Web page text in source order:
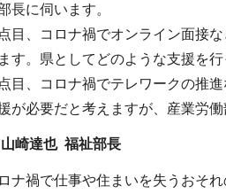
長に伺います。
目、コロナ禍でオンライン面接
す。県としてどのような支援を
目、コロナ禍でテレワークの推
が必要だと考えますが、産業労
崎達也 福祉部長
ナ禍で仕事や住まいを失うおそ